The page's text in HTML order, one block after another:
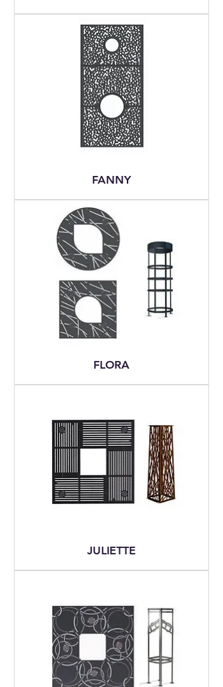
FANNY
FLORA
JULIETTE